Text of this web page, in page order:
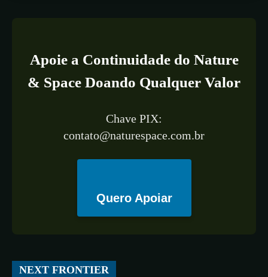
Apoie a Continuidade do Nature
& Space Doando Qualquer Valor
Chave PIX:
contato@naturespace.com.br
Quero Apoiar
NEXT FRONTIER